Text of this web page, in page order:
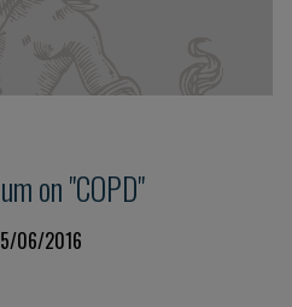
on "COPD"
06/2016